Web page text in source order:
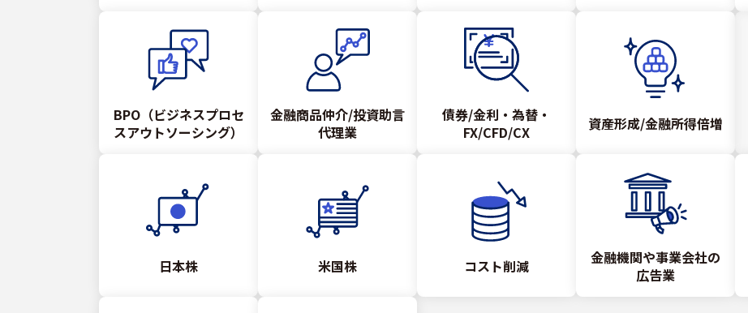
BPO（ビジネスプロセ
スアウトソーシング）
金融商品仲介/投資助言
代理業
債券/金利・為替・
FX/CFD/CX
資産形成/金融所得倍増
日本株 米国株 コスト削減
金融機関や事業会社の
広告業